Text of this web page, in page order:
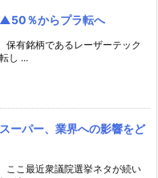
▲50％からプラ転へ
保有銘柄であるレーザーテック
し ...
ーパー、業界への影響をど
ここ最近衆議院選挙ネタが続い